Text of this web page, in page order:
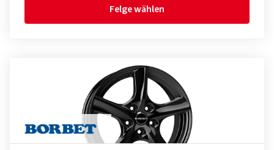
Felge wählen